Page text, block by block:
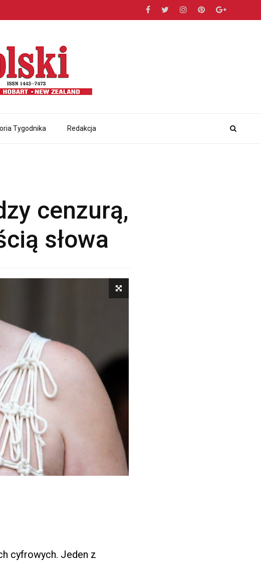
Tygodnika Redakcja
cenzurą,
słowa
cyfrowych. Jeden z